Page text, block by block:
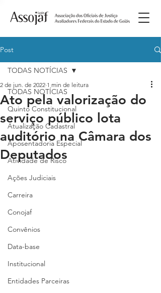
Post
TODAS NOTÍCIAS
Quinto Constitucional
Atualização Cadastral
Aposentadoria Especial
Atividade de Risco
Ações Judiciais
Carreira
Conojaf
Convênios
Data-base
Institucional
Entidades Parceiras
TODAS NOTÍCIAS
Ato pela valorização do
serviço público lota
auditório na Câmara dos
Deputados
2 de jun. de 2022 1 min de leitura